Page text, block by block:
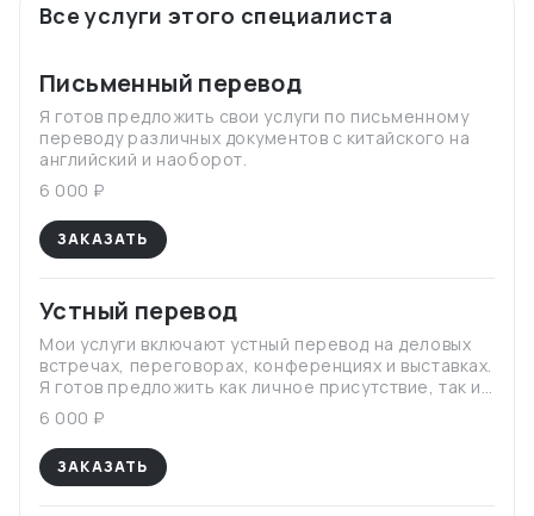
Все услуги этого специалиста
Письменный перевод
Я готов предложить свои услуги по письменному
переводу различных документов с китайского на
английский и наоборот.
6 000 ₽
ЗАКАЗАТЬ
Устный перевод
Мои услуги включают устный перевод на деловых
встречах, переговорах, конференциях и выставках.
Я готов предложить как личное присутствие, так и
возможность проведения перевода в онлайн-
формате.
6 000 ₽
ЗАКАЗАТЬ